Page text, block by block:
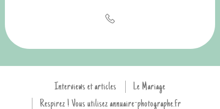
Interviews et articles
Le Mariage
Respirez ! Vous utilisez annuaire-photographe.fr